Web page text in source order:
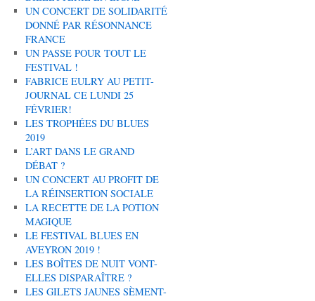
UN CONCERT DE SOLIDARITÉ
DONNÉ PAR RÉSONNANCE
FRANCE
UN PASSE POUR TOUT LE
FESTIVAL !
FABRICE EULRY AU PETIT-
JOURNAL CE LUNDI 25
FÉVRIER!
LES TROPHÉES DU BLUES
2019
L’ART DANS LE GRAND
DÉBAT ?
UN CONCERT AU PROFIT DE
LA RÉINSERTION SOCIALE
LA RECETTE DE LA POTION
MAGIQUE
LE FESTIVAL BLUES EN
AVEYRON 2019 !
LES BOÎTES DE NUIT VONT-
ELLES DISPARAÎTRE ?
LES GILETS JAUNES SÈMENT-